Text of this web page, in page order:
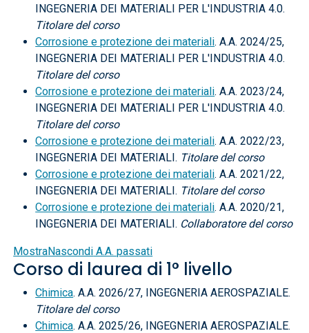
INGEGNERIA DEI MATERIALI PER L'INDUSTRIA 4.0.
Titolare del corso
Corrosione e protezione dei materiali. A.A. 2024/25,
INGEGNERIA DEI MATERIALI PER L'INDUSTRIA 4.0.
Titolare del corso
Corrosione e protezione dei materiali. A.A. 2023/24,
INGEGNERIA DEI MATERIALI PER L'INDUSTRIA 4.0.
Titolare del corso
Corrosione e protezione dei materiali. A.A. 2022/23,
INGEGNERIA DEI MATERIALI. Titolare del corso
Corrosione e protezione dei materiali. A.A. 2021/22,
INGEGNERIA DEI MATERIALI. Titolare del corso
Corrosione e protezione dei materiali. A.A. 2020/21,
INGEGNERIA DEI MATERIALI. Collaboratore del corso
MostraNascondi A.A. passati
Corso di laurea di 1° livello
Chimica. A.A. 2026/27, INGEGNERIA AEROSPAZIALE.
Titolare del corso
Chimica. A.A. 2025/26, INGEGNERIA AEROSPAZIALE.